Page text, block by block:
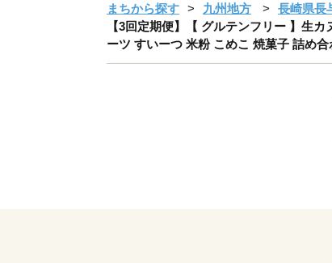
まちから探す 九州地方 長崎県長
【3回定期便】【 グルテンフリー 】生
ーツ すいーつ 米粉 こめこ 焼菓子 詰め